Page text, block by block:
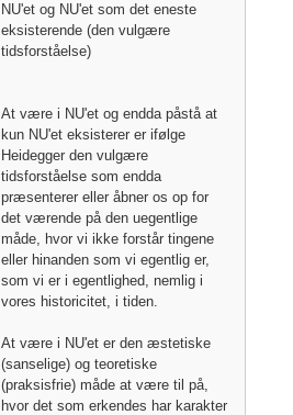
NU'et og NU'et som det eneste
eksisterende (den vulgære
tidsforståelse)
At være i NU'et og endda påstå at
kun NU'et eksisterer er ifølge
Heidegger den vulgære
tidsforståelse som endda
præsenterer eller åbner os op for
det værende på den uegentlige
måde, hvor vi ikke forstår tingene
eller hinanden som vi egentlig er,
som vi er i egentlighed, nemlig i
vores historicitet, i tiden.
At være i NU'et er den æstetiske
(sanselige) og teoretiske
(praksisfrie) måde at være til på,
hvor det som erkendes har karakter